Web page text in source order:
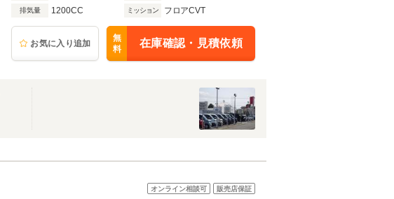
排気量 1200CC ミッション フロアCVT
お気に入り追加
無
料
在庫確認・見積依頼
オンライン相談可 販売店保証